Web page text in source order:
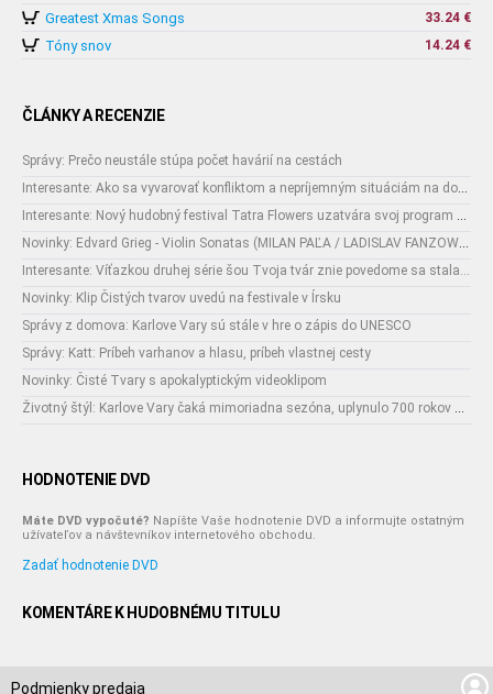
Greatest Xmas Songs 33.24 €
Tóny snov 14.24 €
ČLÁNKY A RECENZIE
Správy: Prečo neustále stúpa počet havárií na cestách
Interesante: Ako sa vyvarovať konfliktom a nepríjemným situáciám na dovolenke
Interesante: Nový hudobný festival Tatra Flowers uzatvára svoj program naozajstnou špecialitou:
Novinky: Edvard Grieg - Violin Sonatas (MILAN PAĽA / LADISLAV FANZOWITZ)
Interesante: Víťazkou druhej série šou Tvoja tvár znie povedome sa stala...
Novinky: Klip Čistých tvarov uvedú na festivale v Írsku
Správy z domova: Karlove Vary sú stále v hre o zápis do UNESCO
Správy: Katt: Príbeh varhanov a hlasu, príbeh vlastnej cesty
Novinky: Čisté Tvary s apokalyptickým videoklipom
Životný štýl: Karlove Vary čaká mimoriadna sezóna, uplynulo 700 rokov od narodenia ich zakladateľa
HODNOTENIE DVD
Máte DVD vypočuté? Napíšte Vaše hodnotenie DVD a informujte ostatným
užívateľov a návštevníkov internetového obchodu.
Zadať hodnotenie DVD
KOMENTÁRE K HUDOBNÉMU TITULU
Podmienky predaja